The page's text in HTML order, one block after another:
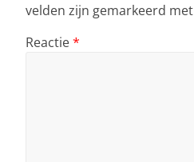
velden zijn gemarkeerd met
Reactie*